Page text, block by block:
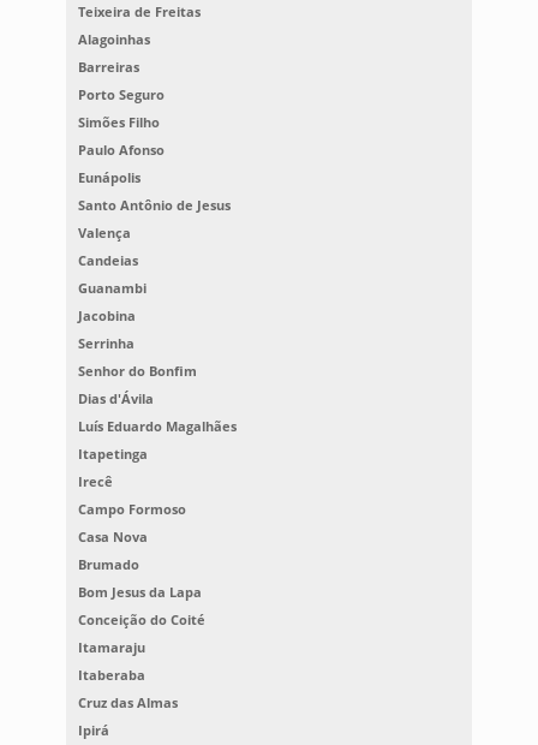
Teixeira de Freitas
Alagoinhas
Barreiras
Porto Seguro
Simões Filho
Paulo Afonso
Eunápolis
Santo Antônio de Jesus
Valença
Candeias
Guanambi
Jacobina
Serrinha
Senhor do Bonfim
Dias d'Ávila
Luís Eduardo Magalhães
Itapetinga
Irecê
Campo Formoso
Casa Nova
Brumado
Bom Jesus da Lapa
Conceição do Coité
Itamaraju
Itaberaba
Cruz das Almas
Ipirá